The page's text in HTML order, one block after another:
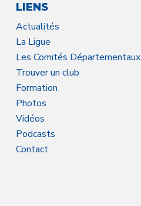
LIENS
Actualités
La Ligue
Les Comités Départementaux
Trouver un club
Formation
Photos
Vidéos
Podcasts
Contact